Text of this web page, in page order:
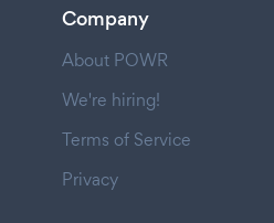
Company
About POWR
We're hiring!
Terms of Service
Privacy